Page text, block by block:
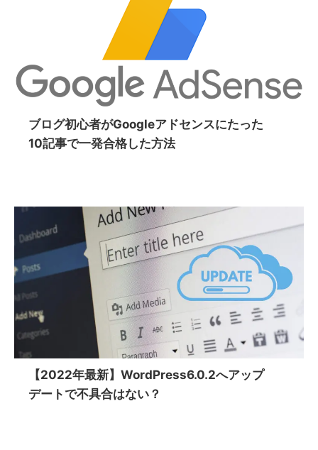
ブログ初心者がGoogleアドセンスにたった
10記事で一発合格した方法
【2022年最新】WordPress6.0.2へアップ
デートで不具合はない？